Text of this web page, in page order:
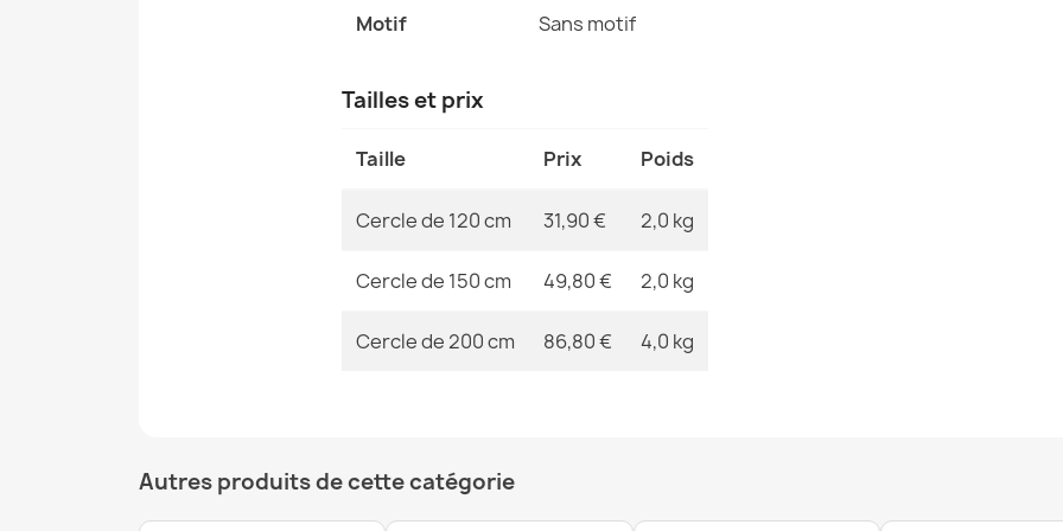
Motif Sans motif
Tailles et prix
Taille Prix Poids
Cercle de 120 cm 31,90 € 2,0 kg
Cercle de 150 cm 49,80 € 2,0 kg
Cercle de 200 cm 86,80 € 4,0 kg
Autres produits de cette catégorie